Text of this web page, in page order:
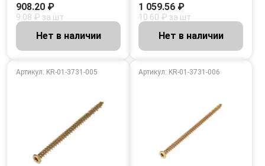
908.20 ₽
9.08 ₽ за шт
Нет в наличии
1 059.56 ₽
10.60 ₽ за шт
Нет в наличии
Артикул: KR-01-3731-005 Артикул: KR-01-3731-006